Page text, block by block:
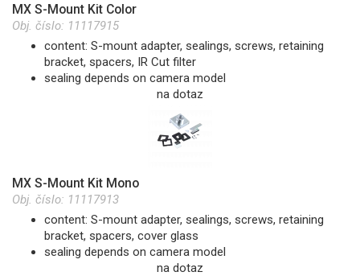
MX S-Mount Kit Color
Obj. číslo: 11117915
content: S-mount adapter, sealings, screws, retaining
bracket, spacers, IR Cut filter
sealing depends on camera model
na dotaz
MX S-Mount Kit Mono
Obj. číslo: 11117913
content: S-mount adapter, sealings, screws, retaining
bracket, spacers, cover glass
sealing depends on camera model
na dotaz